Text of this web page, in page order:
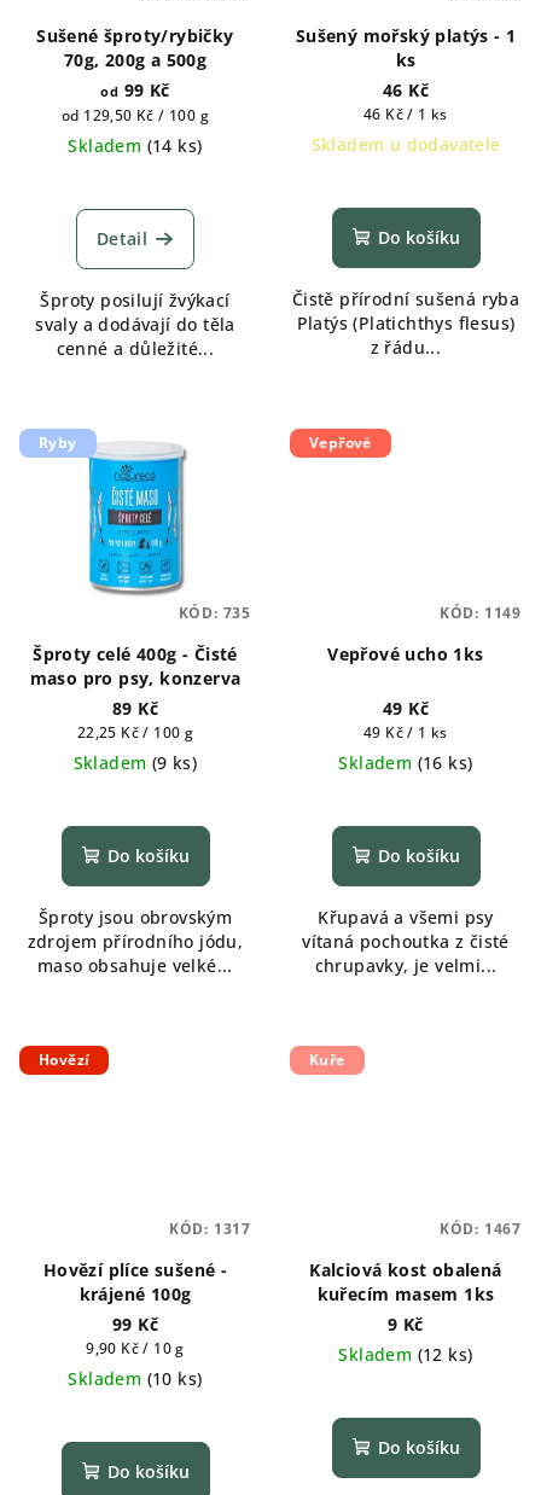
Sušené šproty/rybičky
70g, 200g a 500g
od 99 Kč
Měrná
cena:
od 129,50 Kč / 100 g
Skladem (14 ks)
hodnocení
produktu
z
5
hvězdiček.
Detail
Šproty posilují žvýkací
svaly a dodávají do těla
cenné a důležité...
Sušený mořský platýs - 1
ks
46 Kč
Měrná
cena:
46 Kč / 1 ks
Skladem u dodavatele
hodnocení
produktu
z
5
hvězdiček.
Do košíku
Čistě přírodní sušená ryba
Platýs (Platichthys flesus)
z řádu...
Ryby
Šproty celé 400g - Čisté
maso pro psy, konzerva
89 Kč
Měrná
cena:
22,25 Kč / 100 g
Skladem (9 ks)
Do košíku
Šproty jsou obrovským
zdrojem přírodního jódu,
maso obsahuje velké...
KÓD: 735
Vepřové
Vepřové ucho 1ks
49 Kč
Měrná
cena:
49 Kč / 1 ks
Skladem (16 ks)
Do košíku
Křupavá a všemi psy
vítaná pochoutka z čisté
chrupavky, je velmi...
KÓD: 1149
Hovězí
Hovězí plíce sušené -
krájené 100g
99 Kč
Měrná
cena:
9,90 Kč / 10 g
Skladem (10 ks)
hodnocení
produktu
Do košíku
KÓD: 1317
Kuře
Kalciová kost obalená
kuřecím masem 1ks
9 Kč
Skladem (12 ks)
Do košíku
KÓD: 1467